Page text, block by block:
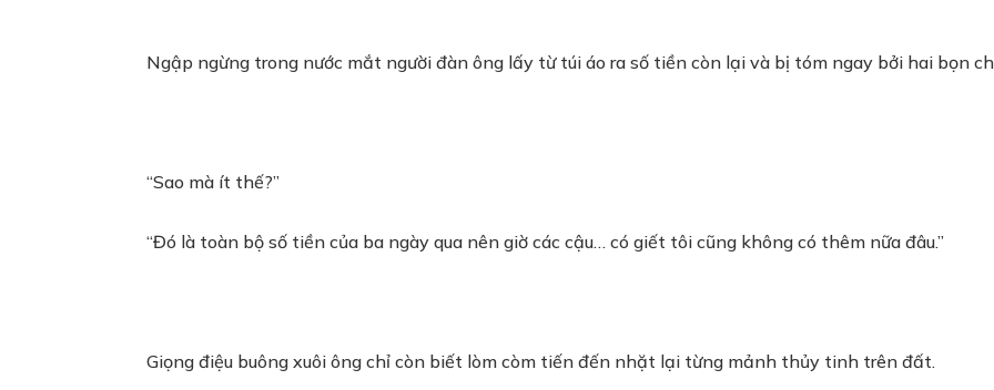
Ngập ngừng trong nước mắt người đàn ông lấy từ túi áo ra số tiền còn lại và bị tóm ngay bởi hai bọn
“Sao mà ít thế?”
“Đó là toàn bộ số tiền của ba ngày qua nên giờ các cậu… có giết tôi cũng không có thêm nữa đâu.”
Giọng điệu buông xuôi ông chỉ còn biết lòm còm tiến đến nhặt lại từng mảnh thủy tinh trên đất.